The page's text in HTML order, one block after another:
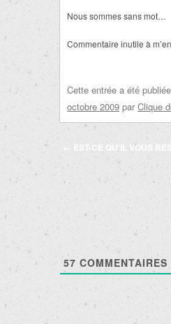
Nous sommes sans mot…
Commentaire inutile à
Cette entrée a été
octobre 2009 par Clique
Navigation
articles
← EST-CE QU’IL VOUS
57 COMMENTAIRES